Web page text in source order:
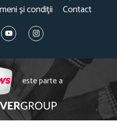
și condiții Contact
este parte a